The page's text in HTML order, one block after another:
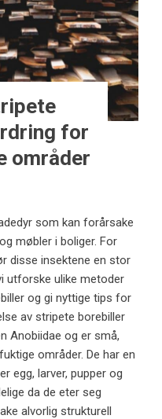
for
områder
som kan forårsake
møbler i boliger. For
disse insektene en stor
utforske ulike metoder
og gi nyttige tips for
av stripete borebiller
Anobiidae og er små,
områder. De har en
egg, larver, pupper og
da de eter seg
alvorlig strukturell